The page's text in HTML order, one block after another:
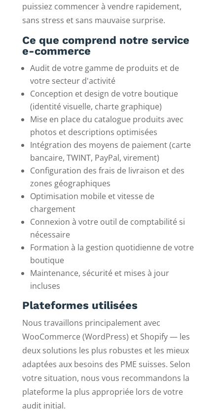
puissiez commencer à vendre rapidement,
sans stress et sans mauvaise surprise.
Ce que comprend notre service
e-commerce
Audit de votre gamme de produits et de
votre secteur d'activité
Conception et design de votre boutique
(identité visuelle, charte graphique)
Mise en place du catalogue produits avec
photos et descriptions optimisées
Intégration des moyens de paiement (carte
bancaire, TWINT, PayPal, virement)
Configuration des frais de livraison et des
zones géographiques
Optimisation mobile et vitesse de
chargement
Connexion à votre outil de comptabilité si
nécessaire
Formation à la gestion quotidienne de votre
boutique
Maintenance, sécurité et mises à jour
incluses
Plateformes utilisées
Nous travaillons principalement avec
WooCommerce (WordPress) et Shopify — les
deux solutions les plus robustes et les mieux
adaptées aux besoins des PME suisses. Selon
votre situation, nous vous recommandons la
plateforme la plus appropriée lors de votre
audit initial.